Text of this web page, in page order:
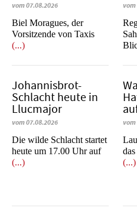
vom 07.08.2026
​​​​​​​Biel Moragues, der
Vorsitzende von Taxis
(...)
vom
Johannisbrot-
Schlacht heute in
Llucmajor
vom 07.08.2026
Die wilde Schlacht startet
heute um 17.00 Uhr auf
(...)
vom
(...)